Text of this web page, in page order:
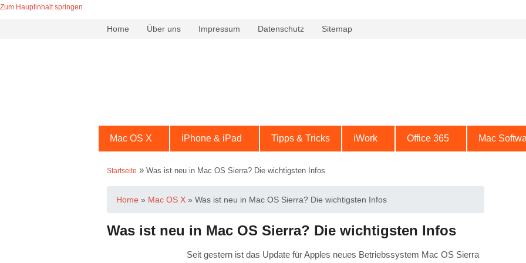
Zum Hauptinhalt springen
Home Über uns Impressum Datenschutz Sitemap
Mac OS X iPhone & iPad Tipps & Tricks iWork Office 365 Mac
Startseite » Was ist neu in Mac OS Sierra? Die wichtigsten Infos
Home » Mac OS X » Was ist neu in Mac OS Sierra? Die wichtigsten Infos
Was ist neu in Mac OS Sierra? Die wichtigsten Infos
Seit gestern ist das Update für Apples neues Betriebssystem Mac OS Sierra